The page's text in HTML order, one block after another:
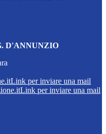
D'ANNUNZIO
Link per inviare una mail
Link per inviare una mail